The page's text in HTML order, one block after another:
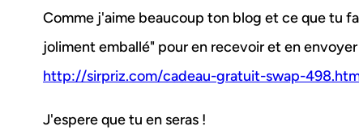
Comme j'aime beaucoup ton blog et ce que tu
joliment emballé" pour en recevoir et en
http://sirpriz.com/cadeau-gratuit-swap-
J'espere que tu en seras !